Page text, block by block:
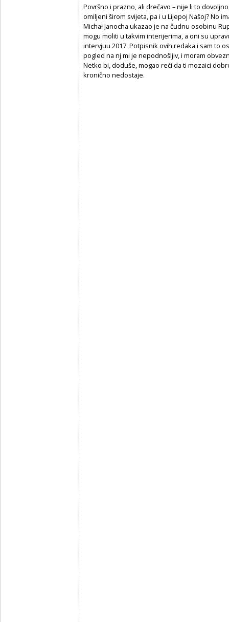
Površno i prazno, ali drečavo – nije li to
omiljeni širom svijeta, pa i u Lijepoj Našoj? No
Michał Janocha ukazao je na čudnu osobinu
mogu moliti u takvim interijerima, a oni su
intervjuu 2017. Potpisnik ovih redaka i sam to
pogled na nj mi je nepodnošljiv, i moram
Netko bi, doduše, mogao reći da ti mozaici
kronično nedostaje.